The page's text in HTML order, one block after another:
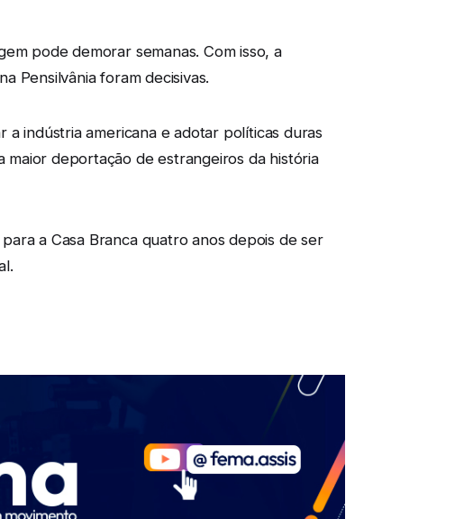
pode demorar semanas. Com isso, a
Pensilvânia foram decisivas.
indústria americana e adotar políticas duras
deportação de estrangeiros da história
a Casa Branca quatro anos depois de ser